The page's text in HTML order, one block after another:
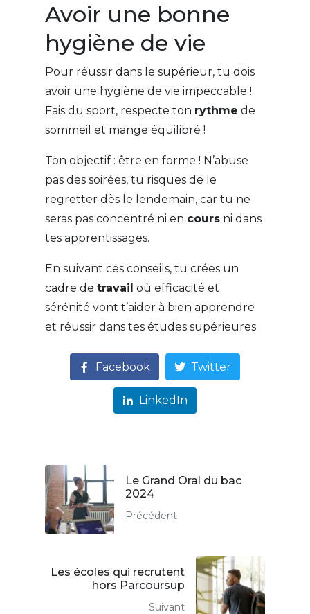
Avoir une bonne
hygiène de vie
Pour réussir dans le supérieur, tu dois
avoir une hygiène de vie impeccable !
Fais du sport, respecte ton rythme de
sommeil et mange équilibré !
Ton objectif : être en forme ! N’abuse
pas des soirées, tu risques de le
regretter dès le lendemain, car tu ne
seras pas concentré ni en coursni dans
tes apprentissages.
En suivant ces conseils, tu crées un
cadre de travail où efficacité et
sérénité vont t’aider à bien apprendre
et réussir dans tes études supérieures.
Facebook Twitter
LinkedIn
Le Grand Oral du bac
2024
Précédent
Les écoles qui recrutent
hors Parcoursup
Suivant